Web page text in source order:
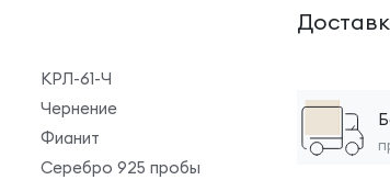
КРЛ-61-Ч
Чернение
Фианит
Серебро 925 пробы